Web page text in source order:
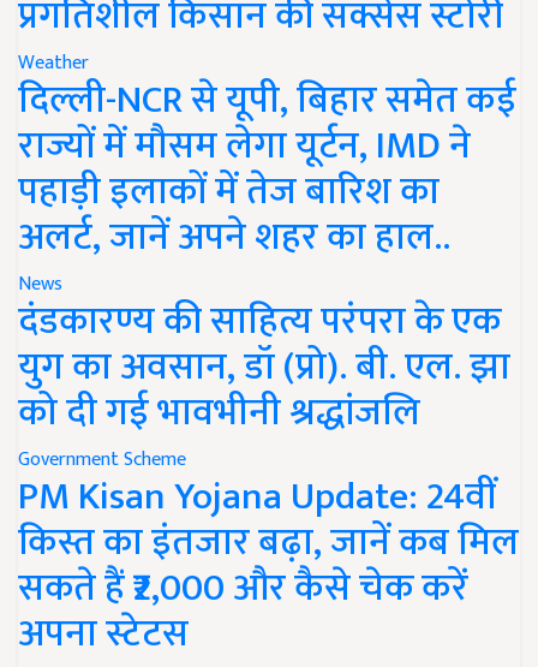
प्रगतिशील किसान की सक्सेस स्टोरी
Weather
दिल्ली-NCR से यूपी, बिहार समेत कई
राज्यों में मौसम लेगा यूर्टन, IMD ने
पहाड़ी इलाकों में तेज बारिश का
अलर्ट, जानें अपने शहर का हाल..
News
दंडकारण्य की साहित्य परंपरा के एक
युग का अवसान, डॉ (प्रो). बी. एल. झा
को दी गई भावभीनी श्रद्धांजलि
Government Scheme
PM Kisan Yojana Update: 24वीं
किस्त का इंतजार बढ़ा, जानें कब मिल
सकते हैं ₹2,000 और कैसे चेक करें
अपना स्टेटस